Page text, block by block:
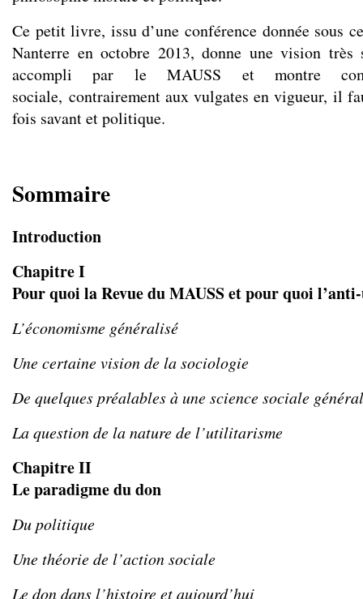
Ce petit livre, issu d’une conférence donnée sous
Nanterre en octobre 2013, donne une vision très
accompli par le MAUSS et montre
sociale, contrairement aux vulgates en vigueur, il
fois savant et politique.
Sommaire
Introduction
Chapitre I
Pour quoi la Revue du MAUSS et pour quoi
L’économisme généralisé
Une certaine vision de la sociologie
De quelques préalables à une science sociale
La question de la nature de l’utilitarisme
Chapitre II
Le paradigme du don
Du politique
Une théorie de l’action sociale
Le don dans l’histoire et aujourd’hui